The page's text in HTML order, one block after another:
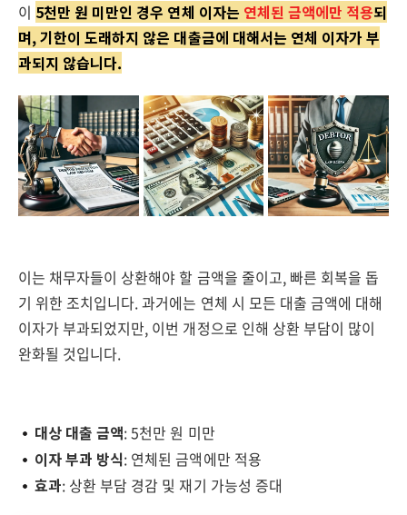
이 5천만 원 미만인 경우 연체 이자는 연체된 금액에만 적용되
며, 기한이 도래하지 않은 대출금에 대해서는 연체 이자가 부
과되지 않습니다.
이는 채무자들이 상환해야 할 금액을 줄이고, 빠른 회복을 돕
기 위한 조치입니다. 과거에는 연체 시 모든 대출 금액에 대해
이자가 부과되었지만, 이번 개정으로 인해 상환 부담이 많이
완화될 것입니다.
대상 대출 금액: 5천만 원 미만
이자 부과 방식: 연체된 금액에만 적용
효과: 상환 부담 경감 및 재기 가능성 증대